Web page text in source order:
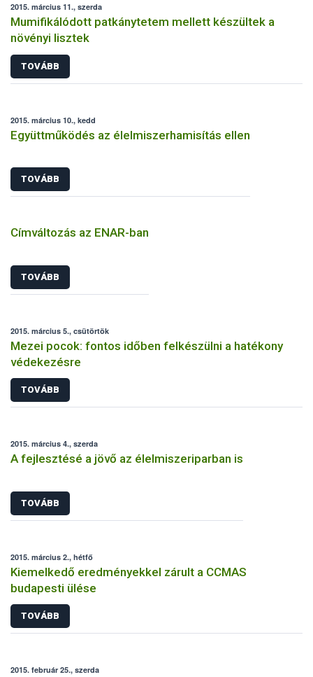
2015. március 11., szerda
Mumifikálódott patkánytetem mellett készültek a
növényi lisztek
TOVÁBB
2015. március 10., kedd
Együttműködés az élelmiszerhamisítás ellen
TOVÁBB
Címváltozás az ENAR-ban
TOVÁBB
2015. március 5., csütörtök
Mezei pocok: fontos időben felkészülni a hatékony
védekezésre
TOVÁBB
2015. március 4., szerda
A fejlesztésé a jövő az élelmiszeriparban is
TOVÁBB
2015. március 2., hétfő
Kiemelkedő eredményekkel zárult a CCMAS
budapesti ülése
TOVÁBB
2015. február 25., szerda